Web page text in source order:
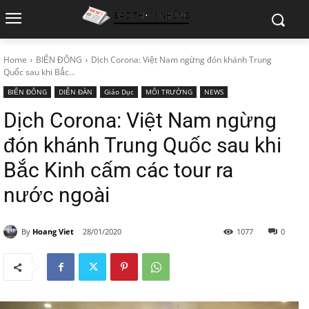
Home BIỂN ĐÔNG
Dịch Corona: Việt Nam ngừng đón khánh Trung
Quốc sau khi Bắc...
BIỂN ĐÔNG DIỄN ĐÀN Giáo Dục MÔI TRƯỜNG NEWS
Dịch Corona: Việt Nam ngừng
đón khánh Trung Quốc sau khi
Bắc Kinh cấm các tour ra
nước ngoài
By Hoang Viet 28/01/2020 0
1077